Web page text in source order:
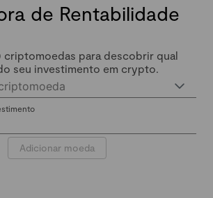
de Rentabilidade
criptomoedas para descobrir qual
seu investimento em crypto.
Adicionar moeda